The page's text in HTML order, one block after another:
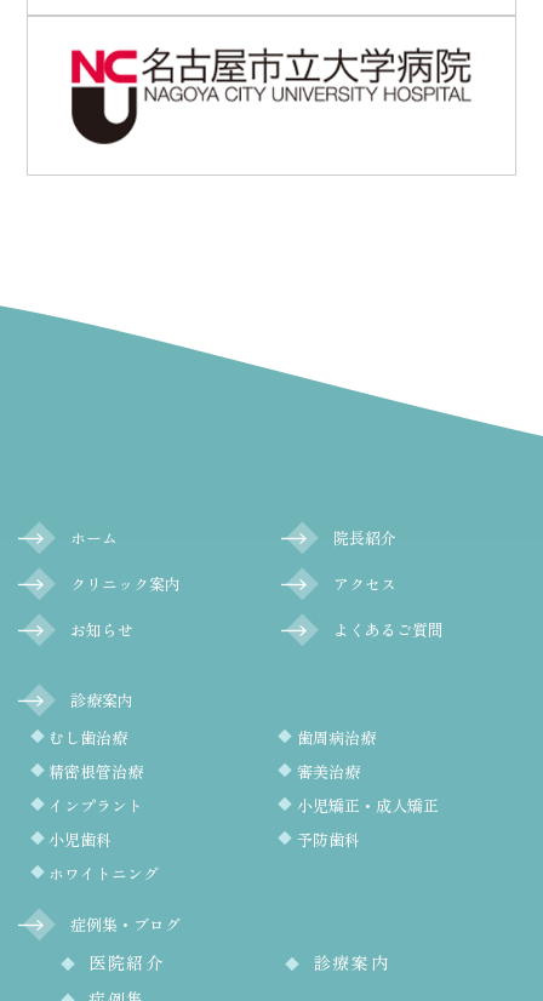
ホーム
院長紹介
クリニック案内
アクセス
お知らせ
よくあるご質問
診療案内
むし歯治療
歯周病治療
精密根管治療
審美治療
インプラント
小児矯正・成人矯正
小児歯科
予防歯科
ホワイトニング
症例集・ブログ
医院紹介
診療案内